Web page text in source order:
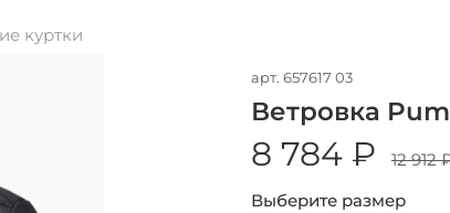
куртки
арт. 657617 03
Ветровка
8 784 ₽
12 912
Выберите размер